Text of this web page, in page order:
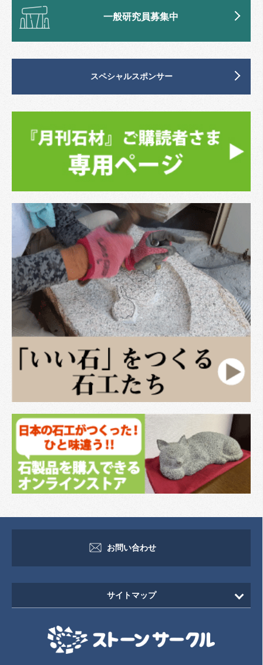
一般研究員募集中
スペシャルスポンサー
お問い合わせ
サイトマップ
HOME
新着情報